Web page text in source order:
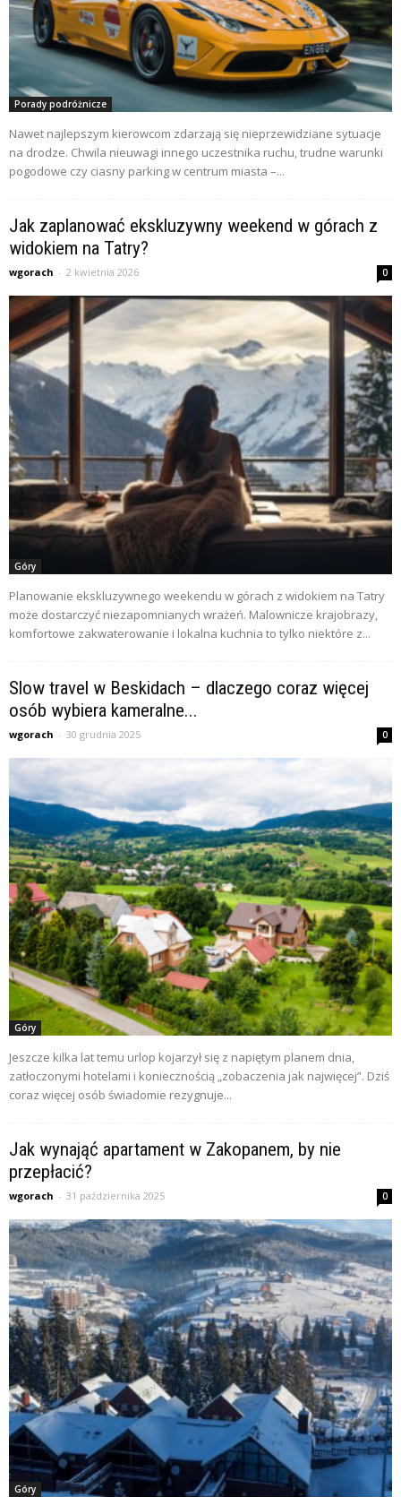
Porady podróżnicze
Nawet najlepszym kierowcom zdarzają się nieprzewidziane sytuacje
na drodze. Chwila nieuwagi innego uczestnika ruchu, trudne warunki
pogodowe czy ciasny parking w centrum miasta –...
Jak zaplanować ekskluzywny weekend w górach z
widokiem na Tatry?
wgorach - 2 kwietnia 2026 0
Góry
Planowanie ekskluzywnego weekendu w górach z widokiem na Tatry
może dostarczyć niezapomnianych wrażeń. Malownicze krajobrazy,
komfortowe zakwaterowanie i lokalna kuchnia to tylko niektóre z...
Slow travel w Beskidach – dlaczego coraz więcej
osób wybiera kameralne...
wgorach - 30 grudnia 2025 0
Góry
Jeszcze kilka lat temu urlop kojarzył się z napiętym planem dnia,
zatłoczonymi hotelami i koniecznością „zobaczenia jak najwięcej”. Dziś
coraz więcej osób świadomie rezygnuje...
Jak wynająć apartament w Zakopanem, by nie
przepłacić?
wgorach - 31 października 2025 0
Góry